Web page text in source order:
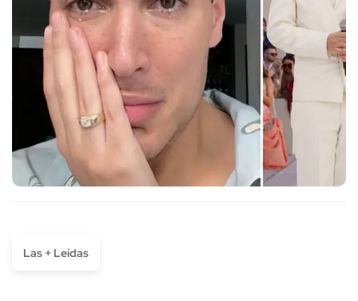
Las + Leídas